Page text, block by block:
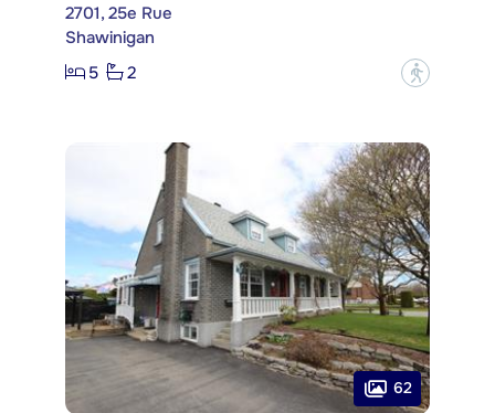
2701, 25e Rue
Shawinigan
5
2 ?
62